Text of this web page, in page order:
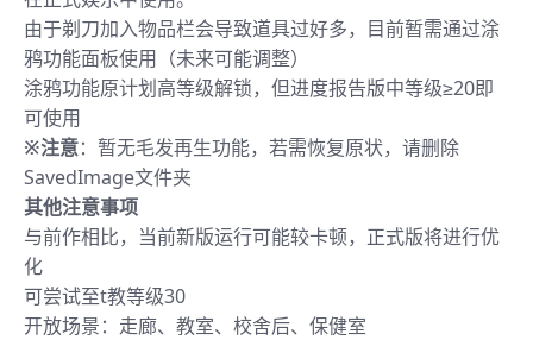
由于剃刀加入物品栏会导致道具过好多，目前暂需通过涂
鸦功能面板使用（未来可能调整）
涂鸦功能原计划高等级解锁，但进度报告版中等级≥20即
可使用
※注意：暂无毛发再生功能，若需恢复原状，请删除
SavedImage文件夹
其他注意事项
与前作相比，当前新版运行可能较卡顿，正式版将进行优
化
可尝试至t教等级30
开放场景：走廊、教室、校舍后、保健室